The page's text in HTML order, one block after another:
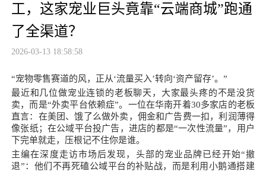
工，这家宠业巨头竟靠“云端商城”跑通
了全渠道？
2026-03-13 18:58:58
“宠物零售赛道的风，正从‘流量买入’转向‘资产留存’。”
最近和几位做宠业连锁的老板聊天，大家最头疼的不是没货
卖，而是“外卖平台依赖症”。一位在华南开着30多家店的老板
直言：在美团、饿了么做外卖，佣金和广告费一扣，利润薄得
像张纸；在公域平台投广告，进店的都是“一次性流量”，用户
下完单就走，压根记不住你是谁。
主编在深度走访市场后发现，头部的宠业品牌已经开始“撤
退”：他们不再死磕公域平台的补贴战，而是利用小鹅通搭建